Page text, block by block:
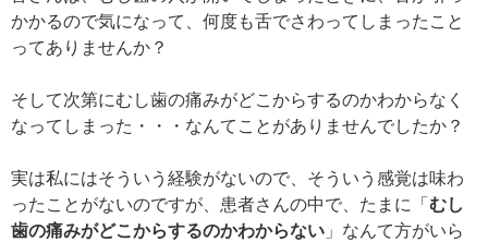
かかるので気になって、何度も舌でさわってしまったこと
ってありませんか？
そして次第にむし歯の痛みがどこからするのかわからなく
なってしまった・・・なんてことがありませんでしたか？
実は私にはそういう経験がないので、そういう感覚は味わ
ったことがないのですが、患者さんの中で、たまに「 むし
歯の痛みがどこからするのかわからない 」なんて方がいら